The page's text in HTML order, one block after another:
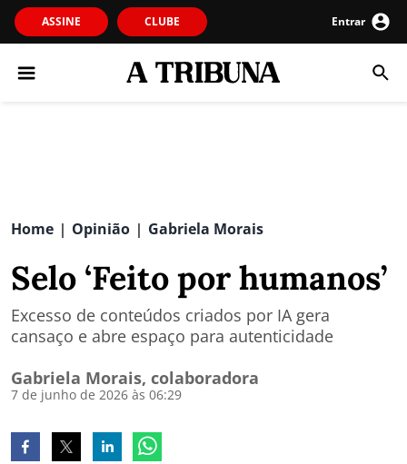
ASSINE CLUBE Entrar
Home | Opinião | Gabriela Morais
Selo ‘Feito por humanos’
Excesso de conteúdos criados por IA gera
cansaço e abre espaço para autenticidade
Gabriela Morais, colaboradora
7 de junho de 2026 às 06:29